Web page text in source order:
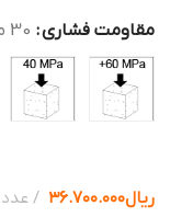
مقاومت فشاری 30 مگاپاسکال
ریال۳۶.۷۰۰.۰۰۰ عدد